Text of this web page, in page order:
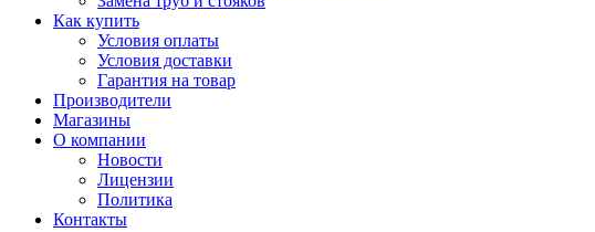
Как купить
Условия оплаты
Условия доставки
Гарантия на товар
Производители
Магазины
О компании
Новости
Лицензии
Политика
Контакты